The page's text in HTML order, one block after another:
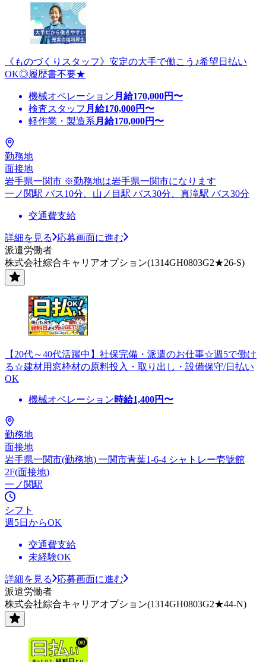
《ものづくりスタッフ》安定の大手で働こう♪希望日払い
OK◎履歴書不要★
機械オペレーション 月給170,000円〜
検査スタッフ 月給170,000円〜
軽作業・製造系 月給170,000円〜
勤務地
面接地
岩手県一関市 ※勤務地は岩手県一関市になります
一ノ関駅 バス10分、山ノ目駅 バス30分、真滝駅 バス30分
交通費支給
詳細を見る
応募画面に進む
派遣労働者
株式会社綜合キャリアオプション(1314GH0803G2★26-S)
【20代～40代活躍中】社保完備・派遣のお仕事☆週5で働け
る☆建材用窓枠材の原料投入・取り出し・設備保守/日払い
OK
機械オペレーション時給1,400円〜
勤務地
面接地
岩手県一関市(勤務地) 一関市青葉1-6-4 シャトレー壱號館
2F(面接地)
一ノ関駅
シフト
週5日からOK
交通費支給
未経験OK
詳細を見る
応募画面に進む
派遣労働者
株式会社綜合キャリアオプション(1314GH0803G2★44-N)